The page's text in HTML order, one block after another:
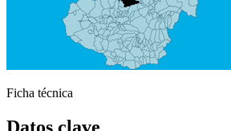
Ficha técnica
Datos clave